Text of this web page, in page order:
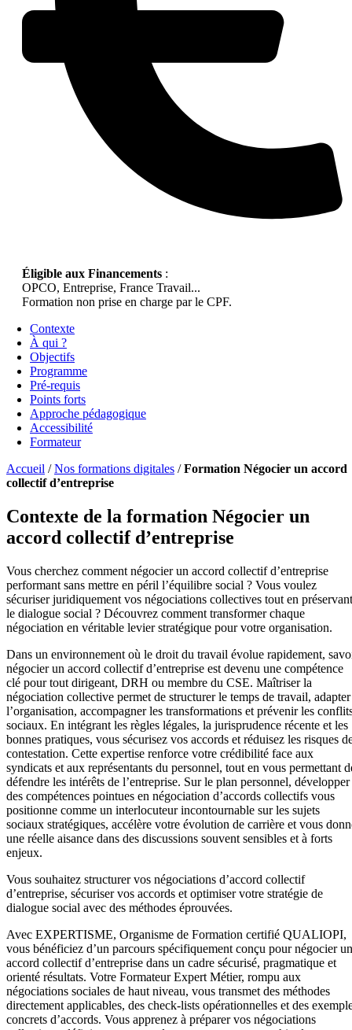
Éligible aux Financements :
OPCO, Entreprise, France Travail...
Formation non prise en charge par le CPF.
Contexte
À qui ?
Objectifs
Programme
Pré-requis
Points forts
Approche pédagogique
Accessibilité
Formateur
Accueil /Nos formations digitales /Formation Négocier un accord
collectif d’entreprise
Contexte de la formation Négocier un
accord collectif d’entreprise
Vous cherchez comment négocier un accord collectif d’entreprise
performant sans mettre en péril l’équilibre social ? Vous voulez
sécuriser juridiquement vos négociations collectives tout en préservant
le dialogue social ? Découvrez comment transformer chaque
négociation en véritable levier stratégique pour votre organisation.
Dans un environnement où le droit du travail évolue rapidement,
négocier un accord collectif d’entreprise est devenu une compétence
clé pour tout dirigeant, DRH ou membre du CSE. Maîtriser la
négociation collective permet de structurer le temps de travail, adapter
l’organisation, accompagner les transformations et prévenir les
sociaux. En intégrant les règles légales, la jurisprudence récente et les
bonnes pratiques, vous sécurisez vos accords et réduisez les risques
contestation. Cette expertise renforce votre crédibilité face aux
syndicats et aux représentants du personnel, tout en vous permettant
défendre les intérêts de l’entreprise. Sur le plan personnel, développer
des compétences pointues en négociation d’accords collectifs vous
positionne comme un interlocuteur incontournable sur les sujets
sociaux stratégiques, accélère votre évolution de carrière et vous
une réelle aisance dans des discussions souvent sensibles et à forts
enjeux.
Vous souhaitez structurer vos négociations d’accord collectif
d’entreprise, sécuriser vos accords et optimiser votre stratégie de
dialogue social avec des méthodes éprouvées.
Avec EXPERTISME, Organisme de Formation certifié QUALIOPI,
vous bénéficiez d’un parcours spécifiquement conçu pour négocier un
accord collectif d’entreprise dans un cadre sécurisé, pragmatique et
orienté résultats. Votre Formateur Expert Métier, rompu aux
négociations sociales de haut niveau, vous transmet des méthodes
directement applicables, des check-lists opérationnelles et des
concrets d’accords. Vous apprenez à préparer vos négociations